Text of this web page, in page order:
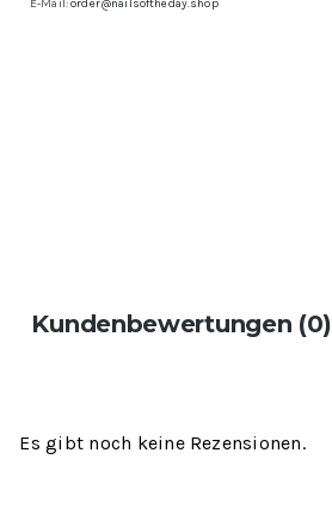
E-Mail:order@nailsoftheday.shop
Kundenbewertungen (0)
Es gibt noch keine Rezensionen.